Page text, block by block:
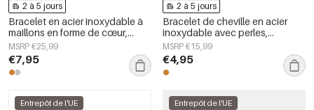
2 à 5 jours
Bracelet en acier inoxydable à
maillons en forme de cœur,
collection Daily Simple, bijoux
pour femmes
MSRP €25,99
€7,95
2 à 5 jours
Bracelet de cheville en acier
inoxydable avec perles,
collection Simple Daily Simple,
bijoux pour femmes
MSRP €15,99
€4,95
Entrepôt de l'UE Entrepôt de l'UE